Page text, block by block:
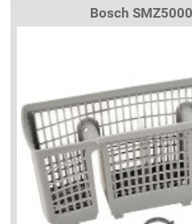
Bosch